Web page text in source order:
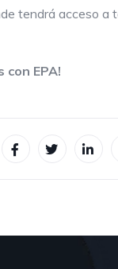
tendrá acceso a
con EPA!